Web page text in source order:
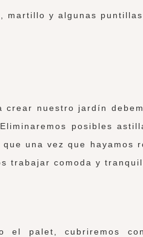
martillo y algunas puntillas.
crear nuestro jardín
posibles
una vez que hayamos
trabajar comoda y
el palet, cubriremos